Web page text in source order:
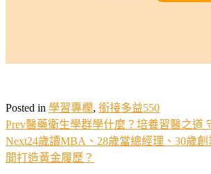
Posted in 學習專欄, 銜接多益550
Prev醫藥衛生學群學什麼？培養習醫之道
Next24歲讀MBA、28歲當總經理、30歲
間打造黃金履歷？